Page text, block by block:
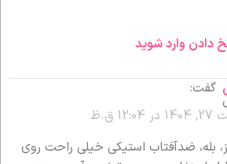
دادن وارد شوید
گفت:
ق.ظ
بله، ضدآفتاب استیکی خیلی راحت روی